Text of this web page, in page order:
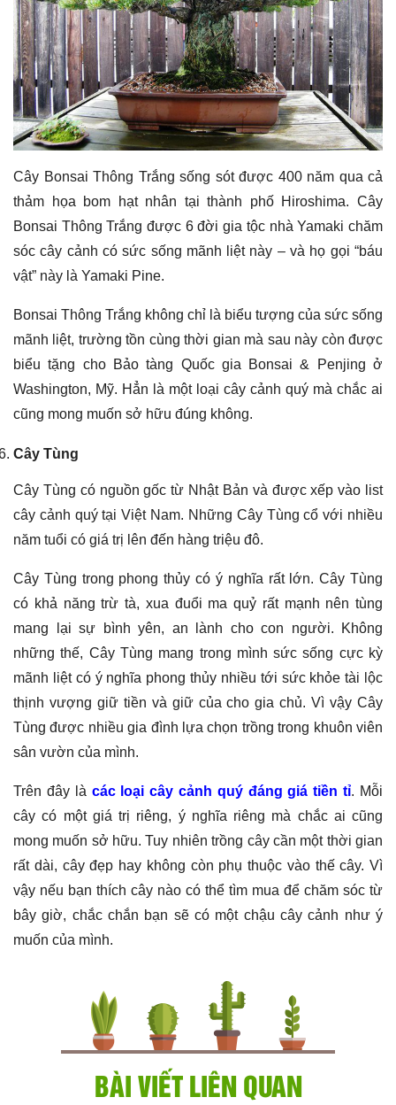
Cây Bonsai Thông Trắng sống sót được 400 năm qua cả
thảm họa bom hạt nhân tại thành phố Hiroshima. Cây
Bonsai Thông Trắng được 6 đời gia tộc nhà Yamaki chăm
sóc cây cảnh có sức sống mãnh liệt này – và họ gọi “báu
vật” này là Yamaki Pine.
Bonsai Thông Trắng không chỉ là biểu tượng của sức sống
mãnh liệt, trường tồn cùng thời gian mà sau này còn được
biểu tặng cho Bảo tàng Quốc gia Bonsai & Penjing ở
Washington, Mỹ. Hẳn là một loại cây cảnh quý mà chắc ai
cũng mong muốn sở hữu đúng không.
Cây Tùng
Cây Tùng có nguồn gốc từ Nhật Bản và được xếp vào list
cây cảnh quý tại Việt Nam. Những Cây Tùng cổ với nhiều
năm tuổi có giá trị lên đến hàng triệu đô.
Cây Tùng trong phong thủy có ý nghĩa rất lớn. Cây Tùng
có khả năng trừ tà, xua đuổi ma quỷ rất mạnh nên tùng
mang lại sự bình yên, an lành cho con người. Không
những thế, Cây Tùng mang trong mình sức sống cực kỳ
mãnh liệt có ý nghĩa phong thủy nhiều tới sức khỏe tài lộc
thịnh vượng giữ tiền và giữ của cho gia chủ. Vì vậy Cây
Tùng được nhiều gia đình lựa chọn trồng trong khuôn viên
sân vườn của mình.
Trên đây là các loại cây cảnh quý đáng giá tiền tỉ. Mỗi
cây có một giá trị riêng, ý nghĩa riêng mà chắc ai cũng
mong muốn sở hữu. Tuy nhiên trồng cây cần một thời gian
rất dài, cây đẹp hay không còn phụ thuộc vào thế cây. Vì
vậy nếu bạn thích cây nào có thể tìm mua để chăm sóc từ
bây giờ, chắc chắn bạn sẽ có một chậu cây cảnh như ý
muốn của mình.
BÀI VIẾT LIÊN QUAN